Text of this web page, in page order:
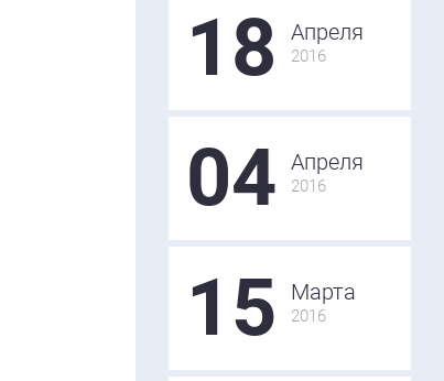
18 Апреля
2016
04 Апреля
2016
15 Марта
2016